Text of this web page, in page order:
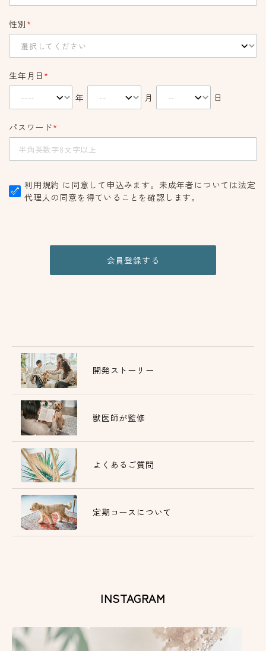
性別 *
生年月日 *
年
月 日
パスワード*
利用規約 に同意して申込みます。未成年者については法定
代理人の同意を得ていることを確認します。
開発ストーリー
獣医師が監修
よくあるご質問
定期コースについて
INSTAGRAM